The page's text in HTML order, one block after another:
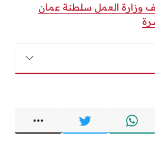
وزارة العمل سلطنة عمان